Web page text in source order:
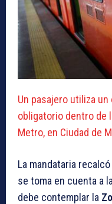
Un pasajero utiliza
obligatorio dentro de
Metro, en Ciudad de
La mandataria
se toma en cuenta a
debe contemplar la